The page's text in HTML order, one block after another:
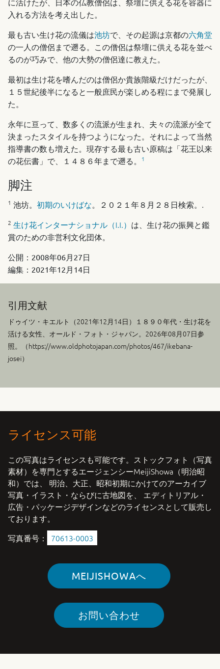
入れる方法を考え出した。
最も古い生け花の流儀は池坊で、その起源は京都の六角堂
の一人の僧侶まで遡る。この僧侶は祭壇に供える花を並べ
るのが巧みで、他の大勢の僧侶達に教えた。
最初は生け花を嗜んだのは僧侶か貴族階級だけだったが、
１５世紀後半になると一般庶民が楽しめる程にまで発展し
た。
永年に亘って、数多くの流派が生まれ、夫々の流派が全て
決まったスタイルを持つようになった。それによって当然
指導書の数も増えた。現存する最も古い原稿は「花王以来
の花伝書」で、１４８６年まで遡る。
1
脚注
1 池坊。 初期のいけばな。２０２１年８月２８日検索。.
2 生け花インターナショナル（I.I.） は、生け花の振興と鑑
賞のための非営利文化団体。
公開： 2008年06月27日
編集： 2021年12月14日
引用文献
ドゥイツ・キエルト（2021年12月14日 ）１８９０年代・生け花を
活ける女性、オールド・フォト・ジャパン。2026年08月07日参
照。（https://www.oldphotojapan.com/photos/467/ikebana-
josei）
ライセンス可能
この写真はライセンスも可能です。ストックフォト（写真
素材）を専門とするエージェンシーMeijiShowa（明治昭
和）では、 明治、大正、昭和初期にかけてのアーカイブ
写真・イラスト・ならびに古地図を、 エディトリアル・
広告・パッケージデザインなどのライセンスとして販売し
ております。
写真番号：
70613-0003
MEIJISHOWAへ
お問い合わせ